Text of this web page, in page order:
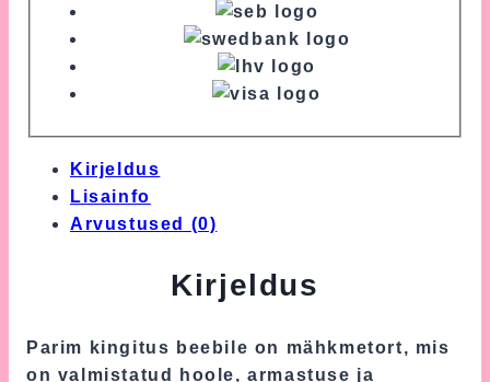
Kirjeldus
Lisainfo
Arvustused (0)
Kirjeldus
Parim kingitus beebile on mähkmetort, mis
on valmistatud hoole, armastuse ja